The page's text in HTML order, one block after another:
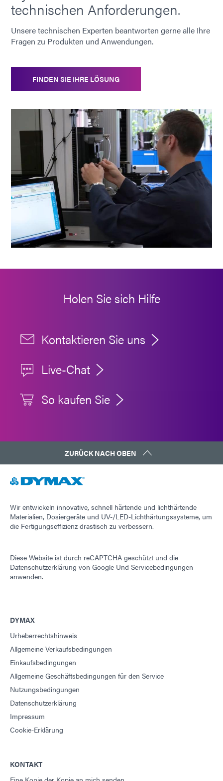
technischen Anforderungen.
Unsere technischen Experten beantworten gerne alle Ihre
Fragen zu Produkten und Anwendungen.
FINDEN SIE IHRE LÖSUNG
Holen Sie sich Hilfe
Kontaktieren Sie uns
Live-Chat
So kaufen Sie
ZURÜCK NACH OBEN
Wir entwickeln innovative, schnell härtende und lichthärtende
Materialien, Dosiergeräte und UV-/LED-Lichthärtungssysteme, um
die Fertigungseffizienz drastisch zu verbessern.
Diese Website ist durch reCAPTCHA geschützt und die
Datenschutzerklärung von Google Und Servicebedingungen
anwenden.
DYMAX
Urheberrechtshinweis
Allgemeine Verkaufsbedingungen
Einkaufsbedingungen
Allgemeine Geschäftsbedingungen für den Service
Nutzungsbedingungen
Datenschutzerklärung
Impressum
Cookie-Erklärung
KONTAKT